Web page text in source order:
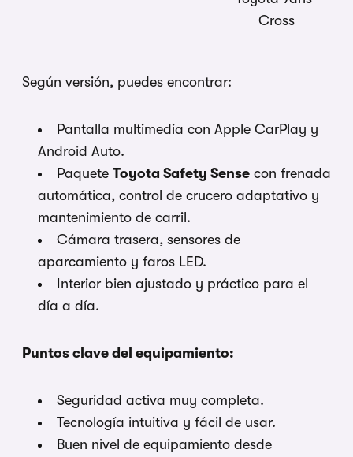
Cross
Según versión, puedes encontrar:
Pantalla multimedia con Apple CarPlay y
Android Auto.
Paquete Toyota Safety Sense con frenada
automática, control de crucero adaptativo y
mantenimiento de carril.
Cámara trasera, sensores de
aparcamiento y faros LED.
Interior bien ajustado y práctico para el
día a día.
Puntos clave del equipamiento:
Seguridad activa muy completa.
Tecnología intuitiva y fácil de usar.
Buen nivel de equipamiento desde